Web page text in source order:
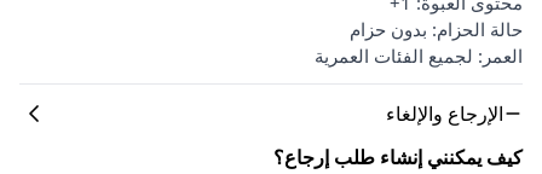
حالة الحزام: بدون حزام
العمر: لجميع الفئات العمرية
الإرجاع والإلغاء
كيف يمكنني إنشاء طلب إرجاع؟